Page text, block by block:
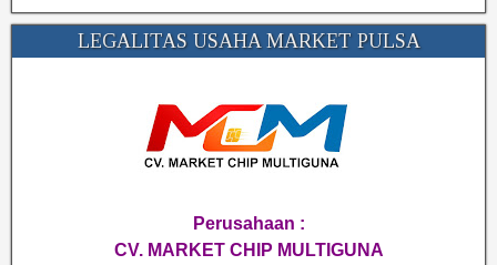
LEGALITAS USAHA MARKET PULSA
Perusahaan :
CV. MARKET CHIP MULTIGUNA